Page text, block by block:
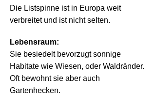
Die Listspinne ist in Europa weit
verbreitet und ist nicht selten.
Lebensraum:
Sie besiedelt bevorzugt sonnige
Habitate wie Wiesen, oder Waldränder.
Oft bewohnt sie aber auch
Gartenhecken.